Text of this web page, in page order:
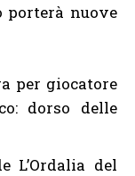
porterà nuove
per giocatore
dorso delle
L’Ordalia del